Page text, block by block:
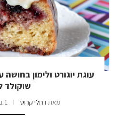
עוגת יוגורט ולימון
שוקולד
מאת רחלי קרוט 1 באוקטובר 2017